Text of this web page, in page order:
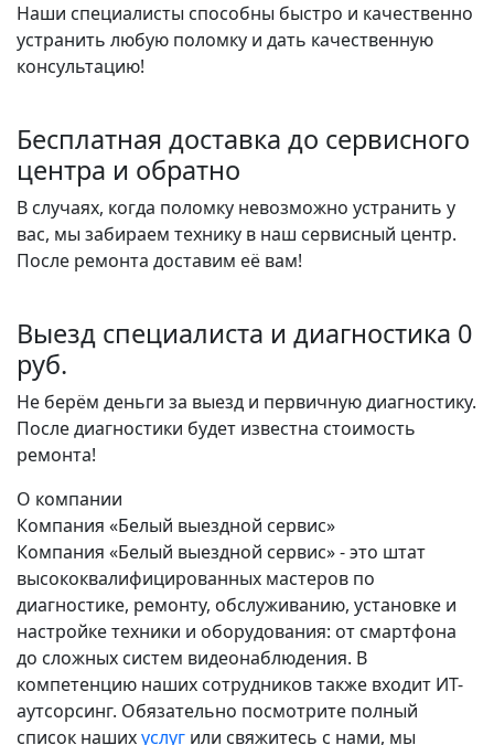
Наши специалисты способны быстро и качественно
устранить любую поломку и дать качественную
консультацию!
Бесплатная доставка до сервисного
центра и обратно
В случаях, когда поломку невозможно устранить у
вас, мы забираем технику в наш сервисный центр.
После ремонта доставим её вам!
Выезд специалиста и диагностика 0
руб.
Не берём деньги за выезд и первичную диагностику.
После диагностики будет известна стоимость
ремонта!
О компании
Компания «Белый выездной сервис»
Компания «Белый выездной сервис» - это штат
высококвалифицированных мастеров по
диагностике, ремонту, обслуживанию, установке и
настройке техники и оборудования: от смартфона
до сложных систем видеонаблюдения. В
компетенцию наших сотрудников также входит ИТ-
аутсорсинг. Обязательно посмотрите полный
список нашихуслуг или свяжитесь с нами, мы